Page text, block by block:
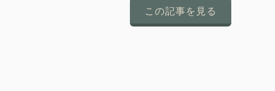
この記事を見る